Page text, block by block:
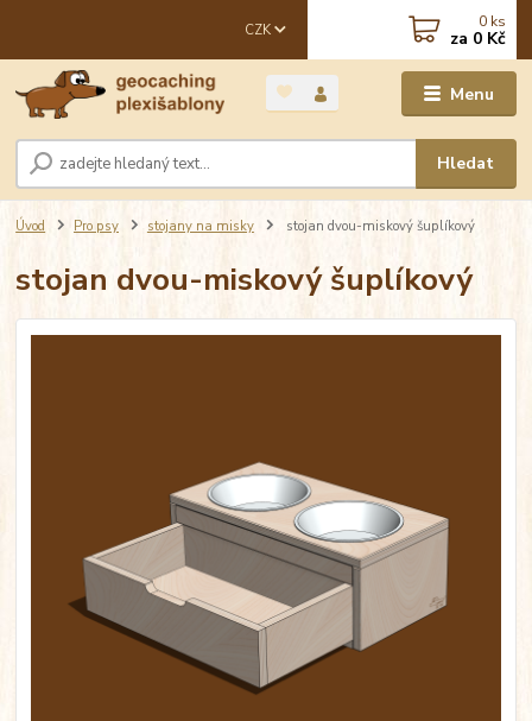
Menu
CZK
Hledat
0 ks
za 0 Kč
Úvod Pro psy stojany na misky stojan dvou-miskový šuplíkový
stojan dvou-miskový šuplíkový